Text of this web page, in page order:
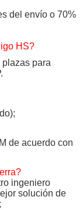
del envío o 70%
HS?
para
de acuerdo con
ingeniero
solución de